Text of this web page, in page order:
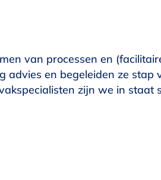
van processen en
advies en begeleiden ze
zijn we in staat